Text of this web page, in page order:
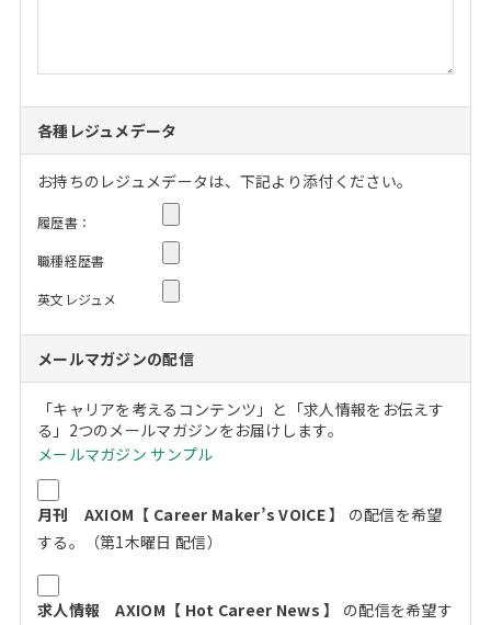
各種レジュメデータ
お持ちのレジュメデータは、下記より添付ください。
履歴書：
職種経歴書
英文レジュメ
メールマガジンの配信
「キャリアを考えるコンテンツ」と「求人情報をお伝えす
る」2つのメールマガジンをお届けします。
メールマガジン サンプル
月刊 AXIOM【 Career Maker’s VOICE 】
の配信を希望
する。（第1木曜日 配信）
求人情報 AXIOM【 Hot Career News 】
の配信を希望す